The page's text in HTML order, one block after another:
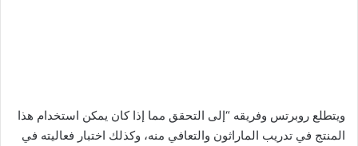
ويتطلع روبرتس وفريقه “إلى التحقق مما إذا كان يمكن استخدام هذا
المنتج في تدريب الماراثون والتعافي منه، وكذلك اختبار فعاليته في